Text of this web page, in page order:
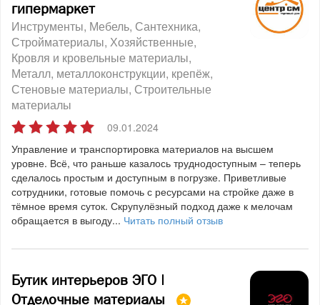
гипермаркет
Инструменты Мебель Сантехника
Стройматериалы Хозяйственные
Кровля и кровельные материалы
Металл, металлоконструкции, крепёж
Стеновые материалы Строительные
материалы
09.01.2024
Управление и транспортировка материалов на высшем
уровне. Всё, что раньше казалось труднодоступным – теперь
сделалось простым и доступным в погрузке. Приветливые
сотрудники, готовые помочь с ресурсами на стройке даже в
тёмное время суток. Скрупулёзный подход даже к мелочам
обращается в выгоду... Читать полный отзыв
Бутик интерьеров ЭГО |
Отделочные материалы